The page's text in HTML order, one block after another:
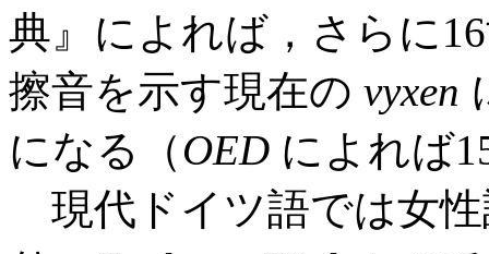
典』によれば，さらに
擦音を示す現在の vyxen
になる（OED によれば
現代ドイツ語では女